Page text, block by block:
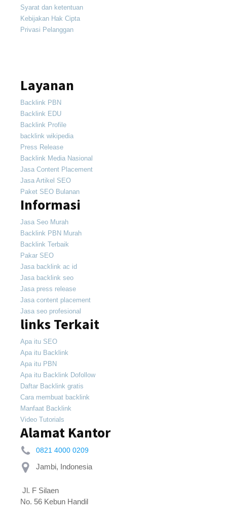
Syarat dan ketentuan
Kebijakan Hak Cipta
Privasi Pelanggan
Layanan
Backlink PBN
Backlink EDU
Backlink Profile
backlink wikipedia
Press Release
Backlink Media Nasional
Jasa Content Placement
Jasa Artikel SEO
Paket SEO Bulanan
Informasi
Jasa Seo Murah
Backlink PBN Murah
Backlink Terbaik
Pakar SEO
Jasa backlink ac id
Jasa backlink seo
Jasa press release
Jasa content placement
Jasa seo profesional
links Terkait
Apa itu SEO
Apa itu Backlink
Apa itu PBN
Apa itu Backlink Dofollow
Daftar Backlink gratis
Cara membuat backlink
Manfaat Backlink
Video Tutorials
Alamat Kantor
0821 4000 0209
Jambi, Indonesia
Jl. F Silaen
No. 56 Kebun Handil